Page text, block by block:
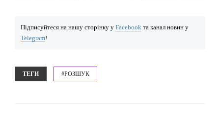
Підписуйтеся на нашу сторінку у Facebook та канал новин у
Telegram!
ТЕГИ #РОЗШУК